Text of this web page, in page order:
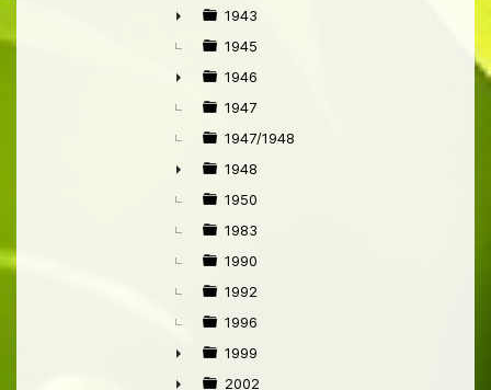
►
►
1943
1945
►
1946
1947
1947/1948
►
1948
1950
1983
1990
1992
1996
►
1999
2002